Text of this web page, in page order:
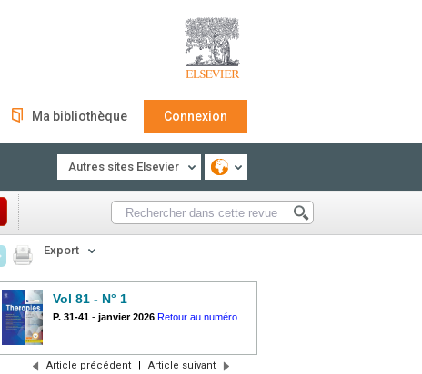
Ma bibliothèque Connexion
Autres sites Elsevier
Export
Vol 81 - N° 1
P. 31-41 - janvier 2026 Retour au numéro
Article précédent | Article suivant